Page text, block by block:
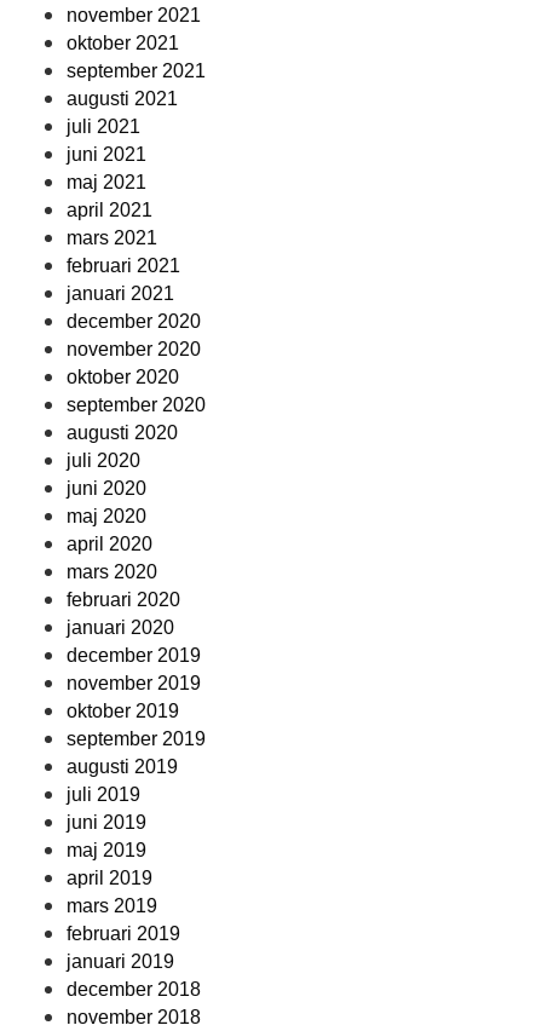
november 2021
oktober 2021
september 2021
augusti 2021
juli 2021
juni 2021
maj 2021
april 2021
mars 2021
februari 2021
januari 2021
december 2020
november 2020
oktober 2020
september 2020
augusti 2020
juli 2020
juni 2020
maj 2020
april 2020
mars 2020
februari 2020
januari 2020
december 2019
november 2019
oktober 2019
september 2019
augusti 2019
juli 2019
juni 2019
maj 2019
april 2019
mars 2019
februari 2019
januari 2019
december 2018
november 2018